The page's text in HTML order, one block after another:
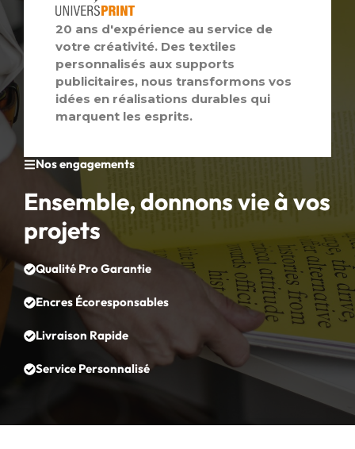
Nos engagements
Ensemble, donnons vie à vos
projets
Qualité Pro Garantie
Encres Écoresponsables
Livraison Rapide
Service Personnalisé
20 ans d'expérience au service de
votre créativité. Des textiles
personnalisés aux supports
publicitaires, nous transformons vos
idées en réalisations durables qui
marquent les esprits.